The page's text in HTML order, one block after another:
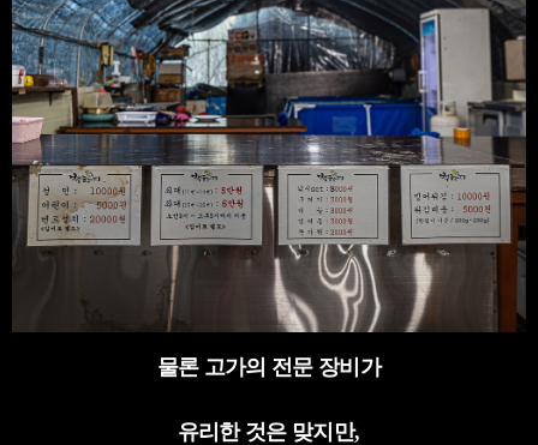
물론 고가의 전문 장비가
유리한 것은 맞지만,